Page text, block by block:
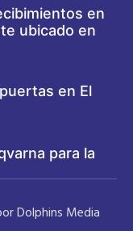
en
ubicado en
en El
para la
Dolphins Media